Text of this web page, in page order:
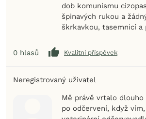
dob komunismu
špinavých rukou a
škrkavkou, tasemnicí a
0 hlasů Kvalitní příspěvek
Neregistrovaný uživatel
Mě právě vrtalo
po odčervení, když